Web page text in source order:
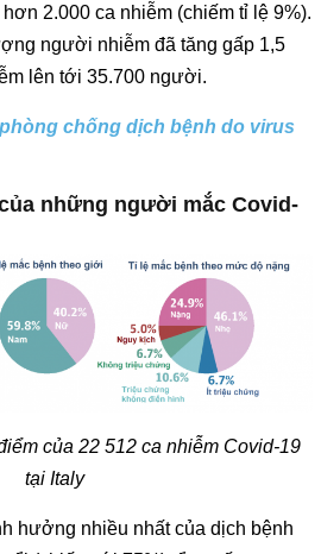
2.000 ca nhiễm (chiếm tỉ lệ 9%).
người nhiễm đã tăng gấp 1,5
lên tới 35.700 người.
chống dịch bệnh do virus
những người mắc Covid-
của 22 512 ca nhiễm Covid-19
tại Italy
hưởng nhiều nhất của dịch bệnh